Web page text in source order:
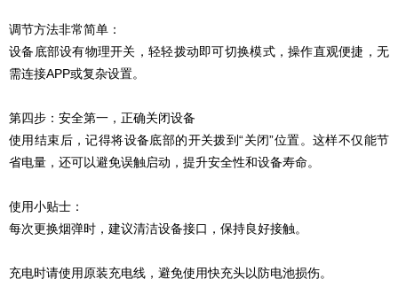
调节方法非常简单：
设备底部设有物理开关，轻轻拨动即可切换模式，操作直观便捷，无
需连接APP或复杂设置。
第四步：安全第一，正确关闭设备
使用结束后，记得将设备底部的开关拨到“关闭”位置。这样不仅能节
省电量，还可以避免误触启动，提升安全性和设备寿命。
使用小贴士：
每次更换烟弹时，建议清洁设备接口，保持良好接触。
充电时请使用原装充电线，避免使用快充头以防电池损伤。